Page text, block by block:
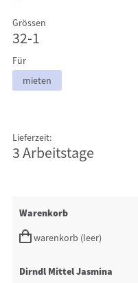
Grössen
32-1
Für
mieten
Lieferzeit:
3 Arbeitstage
Warenkorb
warenkorb (leer)
Dirndl Mittel Jasmina